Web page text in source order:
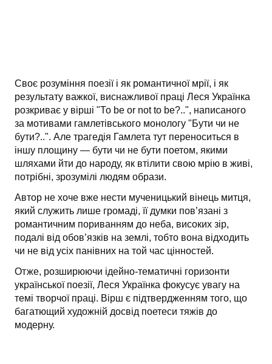
Своє розуміння поезії і як романтичної мрії, і як
результату важкої, виснажливої праці Леся Українка
розкриває у вірші "То be or not to be?..", написаного
за мотивами гамлетівського монологу "Бути чи не
бути?..". Але трагедія Гамлета тут переноситься в
іншу площину — бути чи не бути поетом, якими
шляхами йти до народу, як втілити свою мрію в живі,
потрібні, зрозумілі людям образи.
Автор не хоче вже нести мученицький вінець митця,
який служить лише громаді, її думки пов’язані з
романтичним пориванням до неба, високих зір,
подалі від обов’язків на землі, тобто вона відходить
чи не від усіх панівних на той час цінностей.
Отже, розширюючи ідейно-тематичні горизонти
української поезії, Леся Українка фокусує увагу на
темі творчої праці. Вірш є підтвердженням того, що
багатющий художній досвід поетеси тяжів до
модерну.